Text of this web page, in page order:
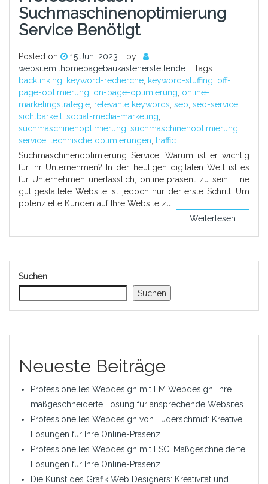
Suchmaschinenoptimierung
Service Benötigt
Posted on 15 Juni 2023
by :
websitemithomepagebaukastenerstellende
Tags:
backlinking, keyword-recherche, keyword-stuffing, off-
page-optimierung, on-page-optimierung, online-
marketingstrategie, relevante keywords, seo, seo-service,
sichtbarkeit, social-media-marketing,
suchmaschinenoptimierung, suchmaschinenoptimierung
service, technische optimierungen, traffic
Suchmaschinenoptimierung Service: Warum ist er wichtig
für Ihr Unternehmen? In der heutigen digitalen Welt ist es
für Unternehmen unerlässlich, online präsent zu sein. Eine
gut gestaltete Website ist jedoch nur der erste Schritt. Um
potenzielle Kunden auf Ihre Website zu
Weiterlesen
Suchen
Suchen
Neueste Beiträge
Professionelles Webdesign mit LM Webdesign: Ihre
maßgeschneiderte Lösung für ansprechende Websites
Professionelles Webdesign von Luderschmid: Kreative
Lösungen für Ihre Online-Präsenz
Professionelles Webdesign mit LSC: Maßgeschneiderte
Lösungen für Ihre Online-Präsenz
Die Kunst des Grafik Web Designers: Kreativität und